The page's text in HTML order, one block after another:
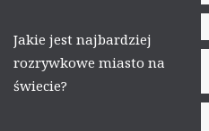
Jakie jest najbardziej
rozrywkowe miasto na
świecie?